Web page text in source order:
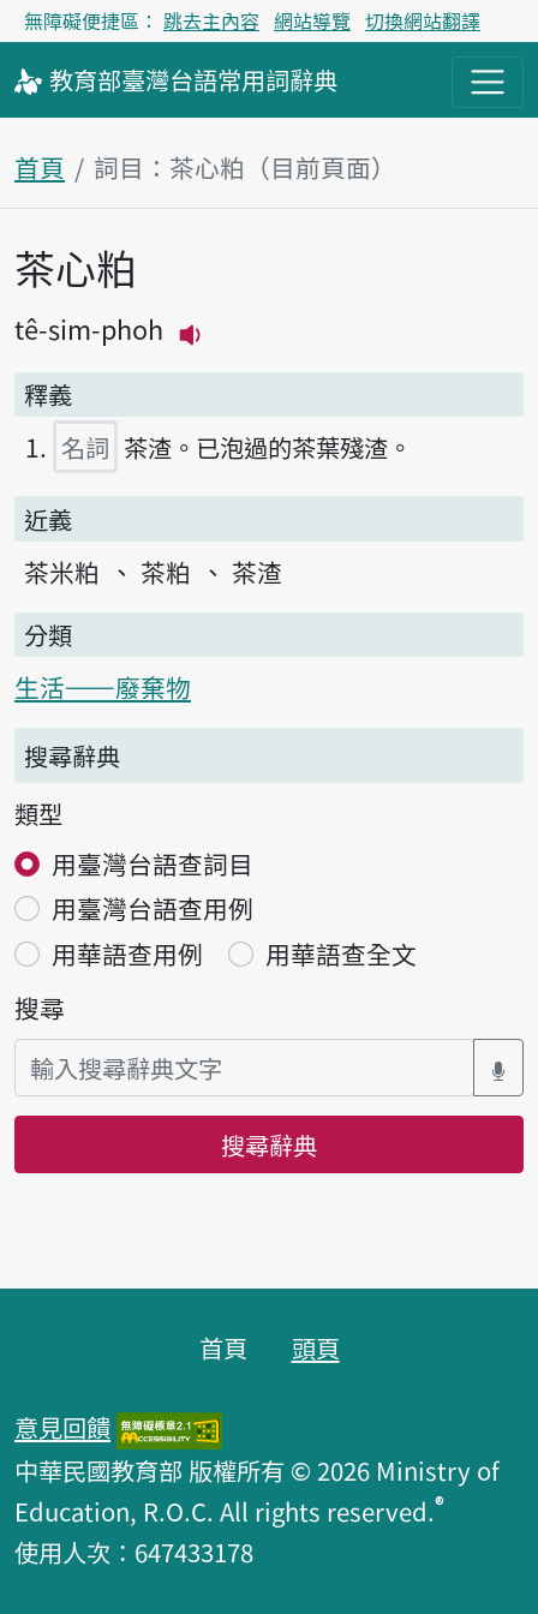
無障礙便捷區： 跳去主內容 網站導覽 切換網站翻譯
教育部臺灣台語常用詞辭典
首頁 詞目：茶心粕（目前頁面）
主內容區塊
茶心粕
tê-sim-phoh
釋義
名詞 茶渣。已泡過的茶葉殘渣。
近義
茶米粕
茶粕
茶渣
分類
生活——廢棄物
搜尋辭典
類型
用臺灣台語查詞目
用臺灣台語查用例
用華語查用例
用華語查全文
搜尋
搜尋辭典
首頁 頭頁
意見回饋
中華民國教育部 版權所有 © 2026 Ministry of
Education, R.O.C. All rights reserved.®
使用人次：647433178